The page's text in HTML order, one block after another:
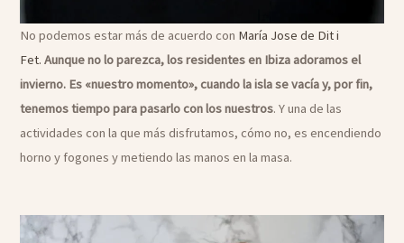
​No podemos estar más de acuerdo con María Jose de Dit i
Fet. Aunque no lo parezca, los residentes en Ibiza adoramos el
invierno. Es «nuestro momento», cuando la isla se vacía y, por fin,
tenemos tiempo para pasarlo con los nuestros. Y una de las
actividades con la que más disfrutamos, cómo no, es encendiendo
horno y fogones y metiendo las manos en la masa.